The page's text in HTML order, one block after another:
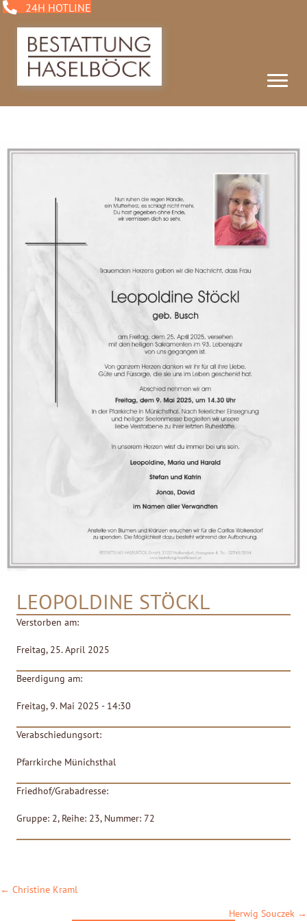
24H HOTLINE
LEOPOLDINE STÖCKL
Verstorben am:
Freitag, 25. April 2025
Beerdigung am:
Freitag, 9. Mai 2025 - 14:30
Verabschiedungsort:
Pfarrkirche Münichsthal
Friedhof/Grabadresse:
Gruppe: 2, Reihe: 23, Nummer: 72
POSTS
← Christine Kraml
Herwig Souczek →